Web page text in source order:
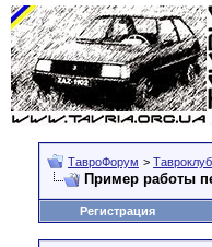
ТавроФорум > Тавроклуб
Пример работы
Регистрация